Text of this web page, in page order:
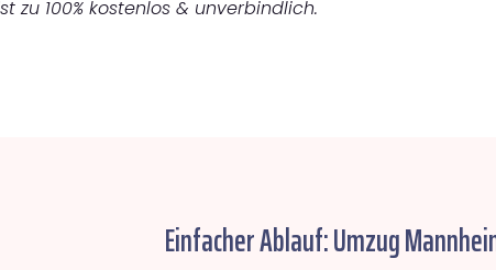
zu 100% kostenlos & unverbindlich.
Einfacher Ablauf: Umzug